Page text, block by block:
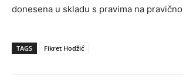
donesena u skladu s pravima na
TAGS Fikret Hodžić